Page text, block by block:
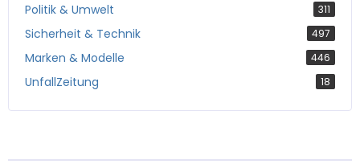
Politik & Umwelt 311
Sicherheit & Technik 497
Marken & Modelle 446
UnfallZeitung 18